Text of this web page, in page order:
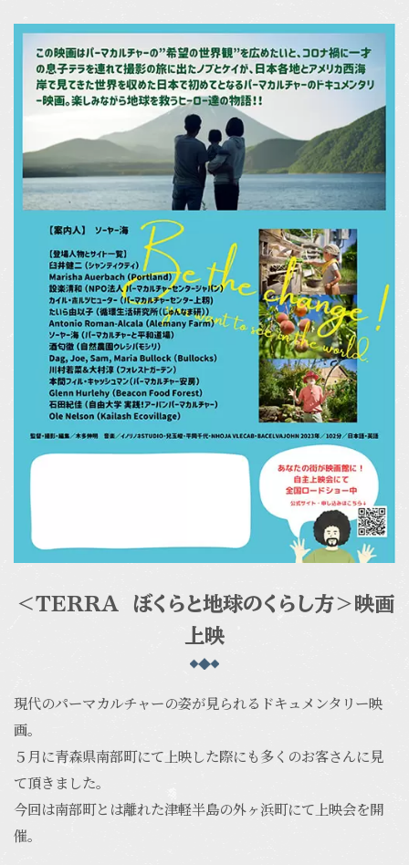
＜ＴＥＲＲＡ ぼくらと地球のくらし方＞映画
上映
現代のパーマカルチャーの姿が見られるドキュメンタリー映
画。
５月に青森県南部町にて上映した際にも多くのお客さんに見
て頂きました。
今回は南部町とは離れた津軽半島の外ヶ浜町にて上映会を開
催。